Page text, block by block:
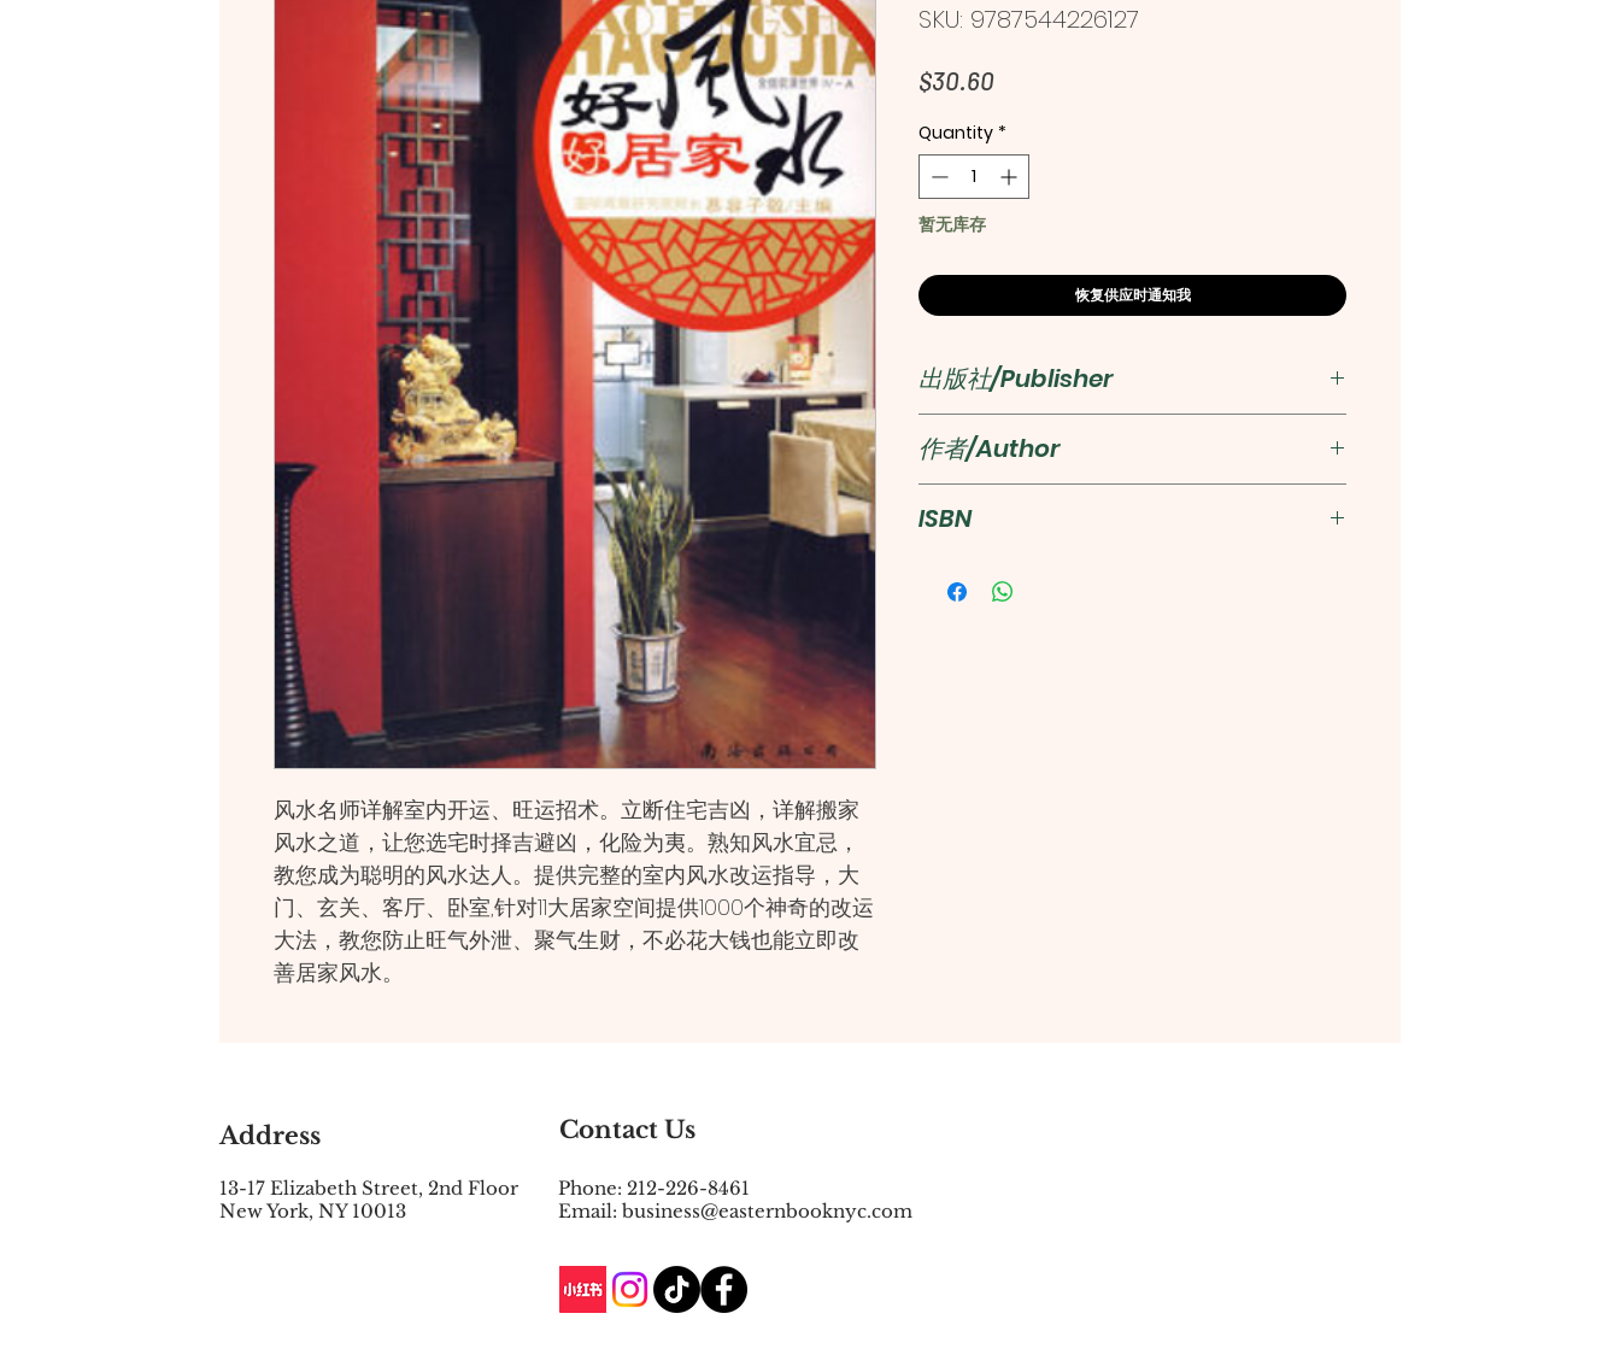
风水名师详解室内开运、旺运招术。立断住宅吉凶，详解搬家
风水之道，让您选宅时择吉避凶，化险为夷。熟知风水宜忌，
教您成为聪明的风水达人。提供完整的室内风水改运指导，大
门、玄关、客厅、卧室,针对11大居家空间提供1000个神奇的改运
大法，教您防止旺气外泄、聚气生财，不必花大钱也能立即改
善居家风水。
SKU: 9787544226127
$30.60Price
Quantity *
暂无库存
恢复供应时通知我
出版社/Publisher
南海出版公司
作者/Author
ISBN
Address
13-17 Elizabeth Street, 2nd Floor
New York, NY 10013
Contact Us
Phone: 212-226-8461
Email: business@easternbooknyc.com